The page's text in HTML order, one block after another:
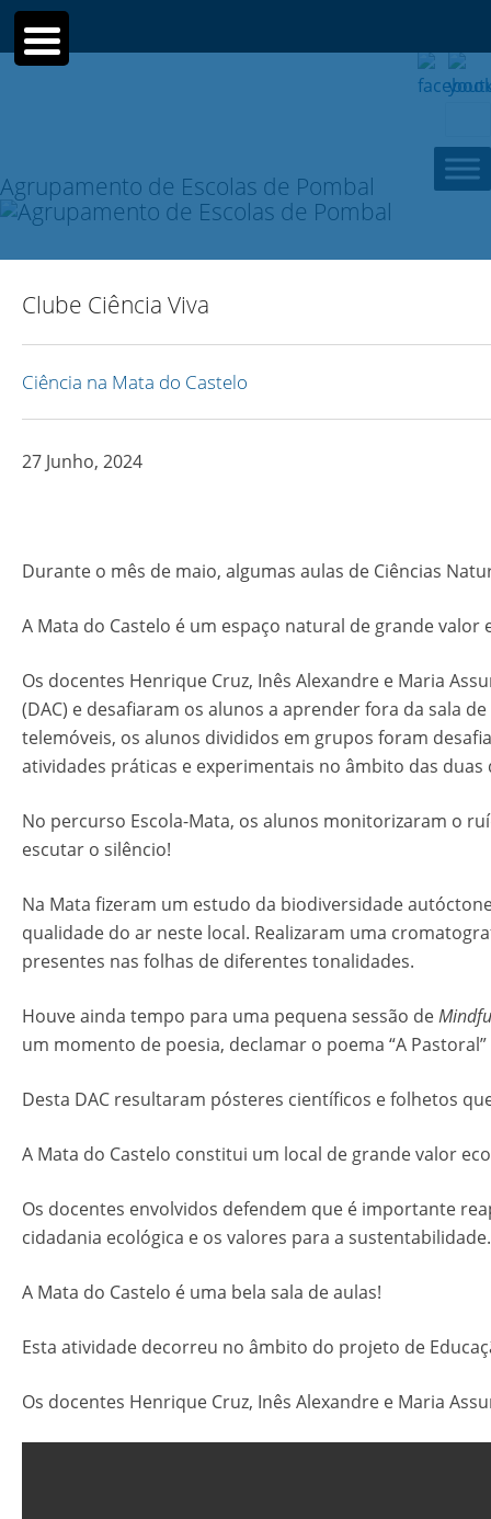
for:
Agrupamento de Escolas de Pombal
Clube Ciência Viva
Ciência na Mata do Castelo
27 Junho, 2024
Durante o mês de maio, algumas aulas de Ciências
A Mata do Castelo é um espaço natural de grande
Os docentes Henrique Cruz, Inês Alexandre e Maria
(DAC) e desafiaram os alunos a aprender fora da sala
telemóveis, os alunos divididos em grupos foram
atividades práticas e experimentais no âmbito das duas
No percurso Escola-Mata, os alunos monitorizaram o
escutar o silêncio!
Na Mata fizeram um estudo da biodiversidade
qualidade do ar neste local. Realizaram uma
presentes nas folhas de diferentes tonalidades.
Houve ainda tempo para uma pequena sessão de
um momento de poesia, declamar o poema “A
Desta DAC resultaram pósteres científicos e folhetos
A Mata do Castelo constitui um local de grande valor
Os docentes envolvidos defendem que é importante
cidadania ecológica e os valores para a sustentabilidade.
A Mata do Castelo é uma bela sala de aulas!
Esta atividade decorreu no âmbito do projeto de
Os docentes Henrique Cruz, Inês Alexandre e Maria